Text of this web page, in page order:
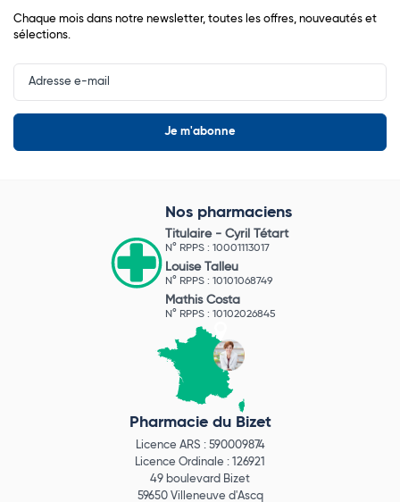
Chaque mois dans notre newsletter, toutes les offres, nouveautés et
sélections.
Input
Newsletter
Nos pharmaciens
Titulaire - Cyril Tétart
N° RPPS : 10001113017
Louise Talleu
N° RPPS : 10101068749
Mathis Costa
N° RPPS : 10102026845
Pharmacie du Bizet
Licence ARS : 590009874
Licence Ordinale : 126921
49 boulevard Bizet
59650 Villeneuve d'Ascq